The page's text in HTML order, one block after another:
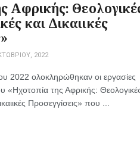
Αφρικής:
και Δικαιικές
2022
2022 ολοκληρώθηκαν οι εργασίες
«Ηχοτοπία της Αφρικής:
Προσεγγίσεις» που ...